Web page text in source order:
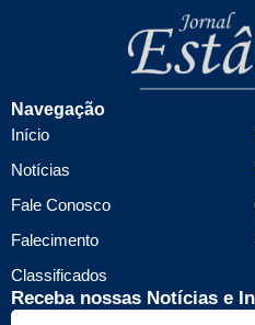
Navegação
Início
Notícias
Fale Conosco
Falecimento
Classificados
Receba nossas Notícias e